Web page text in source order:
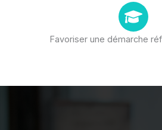
Favoriser une démarche